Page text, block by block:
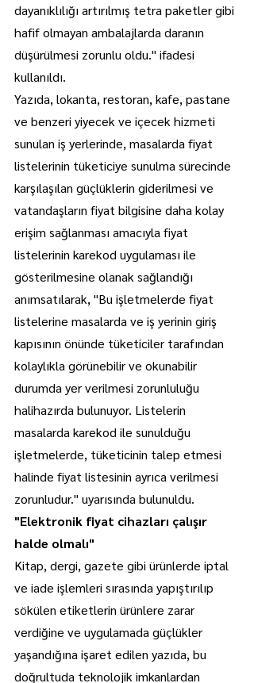
dayanıklılığı artırılmış tetra paketler gibi
hafif olmayan ambalajlarda daranın
düşürülmesi zorunlu oldu." ifadesi
kullanıldı.
Yazıda, lokanta, restoran, kafe, pastane
ve benzeri yiyecek ve içecek hizmeti
sunulan iş yerlerinde, masalarda fiyat
listelerinin tüketiciye sunulma sürecinde
karşılaşılan güçlüklerin giderilmesi ve
vatandaşların fiyat bilgisine daha kolay
erişim sağlanması amacıyla fiyat
listelerinin karekod uygulaması ile
gösterilmesine olanak sağlandığı
anımsatılarak, "Bu işletmelerde fiyat
listelerine masalarda ve iş yerinin giriş
kapısının önünde tüketiciler tarafından
kolaylıkla görünebilir ve okunabilir
durumda yer verilmesi zorunluluğu
halihazırda bulunuyor. Listelerin
masalarda karekod ile sunulduğu
işletmelerde, tüketicinin talep etmesi
halinde fiyat listesinin ayrıca verilmesi
zorunludur." uyarısında bulunuldu.
"Elektronik fiyat cihazları çalışır
halde olmalı"
Kitap, dergi, gazete gibi ürünlerde iptal
ve iade işlemleri sırasında yapıştırılıp
sökülen etiketlerin ürünlere zarar
verdiğine ve uygulamada güçlükler
yaşandığına işaret edilen yazıda, bu
doğrultuda teknolojik imkanlardan